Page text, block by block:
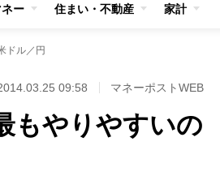
ネー 住まい・不動産 家計
ドル／円
09:58 マネーポストWEB
もやりやすいの